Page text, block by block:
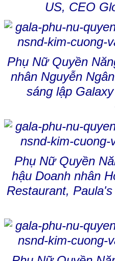
US, CEO
Phụ Nữ Quyền
nhân Nguyễn
sáng lập
Phụ Nữ Quyền
hậu Doanh nhân
Restaurant,